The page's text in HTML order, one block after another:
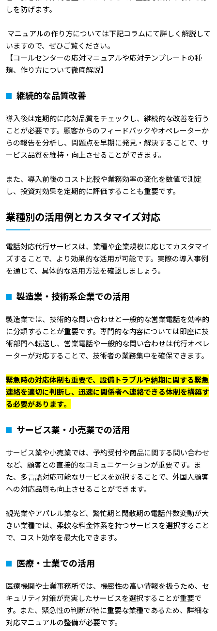
しを防げます。
マニュアルの作り方については下記コラムにて詳しく解説して
いますので、ぜひご覧ください。
【コールセンターの応対マニュアルや応対テンプレートの種
類、作り方について徹底解説】
継続的な品質改善
導入後は定期的に応対品質をチェックし、継続的な改善を行う
ことが必要です。顧客からのフィードバックやオペレーターか
らの報告を分析し、問題点を早期に発見・解決することで、サ
ービス品質を維持・向上させることができます。
また、導入前後のコスト比較や業務効率の変化を数値で測定
し、投資対効果を定期的に評価することも重要です。
業種別の活用例とカスタマイズ対応
電話対応代行サービスは、業種や企業規模に応じてカスタマイ
ズすることで、より効果的な活用が可能です。実際の導入事例
を通じて、具体的な活用方法を確認しましょう。
製造業・技術系企業での活用
製造業では、技術的な問い合わせと一般的な営業電話を効率的
に分類することが重要です。専門的な内容については即座に技
術部門へ転送し、営業電話や一般的な問い合わせは代行オペレ
ーターが対応することで、技術者の業務集中を確保できます。
緊急時の対応体制も重要で、設備トラブルや納期に関する緊急
連絡を適切に判断し、迅速に関係者へ連絡できる体制を構築す
る必要があります。
サービス業・小売業での活用
サービス業や小売業では、予約受付や商品に関する問い合わせ
など、顧客との直接的なコミュニケーションが重要です。ま
た、多言語対応可能なサービスを選択することで、外国人顧客
への対応品質も向上させることができます。
観光業やアパレル業など、繁忙期と閑散期の電話件数変動が大
きい業種では、柔軟な料金体系を持つサービスを選択すること
で、コスト効率を最大化できます。
医療・士業での活用
医療機関や士業事務所では、機密性の高い情報を扱うため、セ
キュリティ対策が充実したサービスを選択することが重要で
す。また、緊急性の判断が特に重要な業種であるため、詳細な
対応マニュアルの整備が必要です。